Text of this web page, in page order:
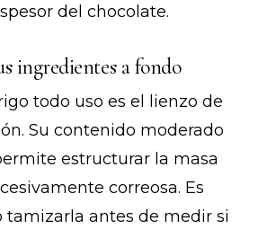
del chocolate.
ingredientes a fondo
todo uso es el lienzo de
Su contenido moderado
estructurar la masa
correosa. Es
antes de medir si